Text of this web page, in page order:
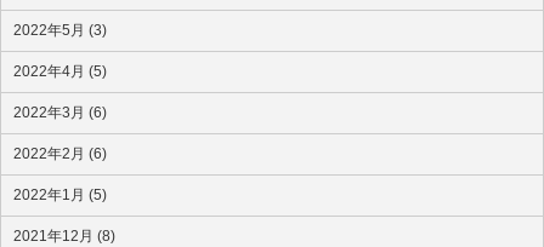
2022年5月 (3)
2022年4月 (5)
2022年3月 (6)
2022年2月 (6)
2022年1月 (5)
2021年12月 (8)